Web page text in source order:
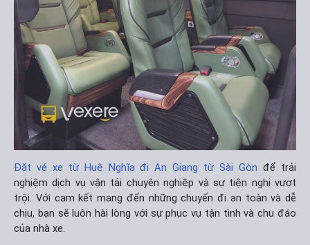
Đặt vé xe từ Huệ Nghĩa đi An Giang từ Sài Gòn để trải
nghiệm dịch vụ vận tải chuyên nghiệp và sự tiện nghi vượt
trội. Với cam kết mang đến những chuyến đi an toàn và dễ
chịu, bạn sẽ luôn hài lòng với sự phục vụ tận tình và chu đáo
của nhà xe.